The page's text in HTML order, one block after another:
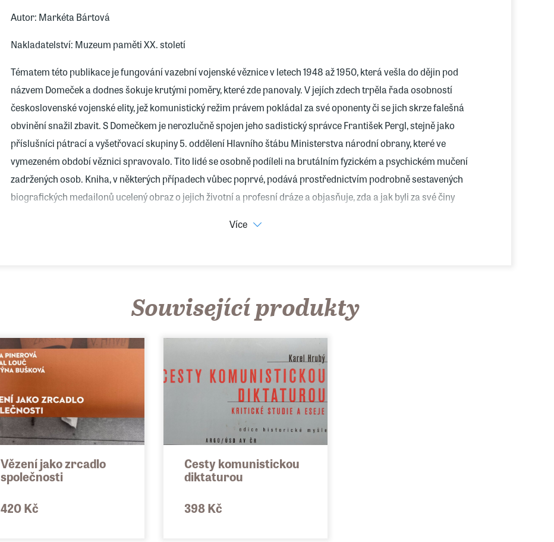
Autor: Markéta Bártová
Nakladatelství: Muzeum paměti XX. století
Tématem této publikace je fungování vazební vojenské věznice v letech 1948 až 1950, která vešla do dějin pod
názvem Domeček a dodnes šokuje krutými poměry, které zde panovaly. V jejích zdech trpěla řada osobností
československé vojenské elity, jež komunistický režim právem pokládal za své oponenty či se jich skrze falešná
obvinění snažil zbavit. S Domečkem je nerozlučně spojen jeho sadistický správce František Pergl, stejně jako
příslušníci pátrací a vyšetřovací skupiny 5. oddělení Hlavního štábu Ministerstva národní obrany, které ve
vymezeném období věznici spravovalo. Tito lidé se osobně podíleli na brutálním fyzickém a psychickém mučení
zadržených osob. Kniha, v některých případech vůbec poprvé, podává prostřednictvím podrobně sestavených
biografických medailonů ucelený obraz o jejich životní a profesní dráze a objasňuje, zda a jak byli za své činy
Více
Související produkty
Vězení jako zrcadlo
společnosti
420 Kč
Cesty komunistickou
diktaturou
398 Kč